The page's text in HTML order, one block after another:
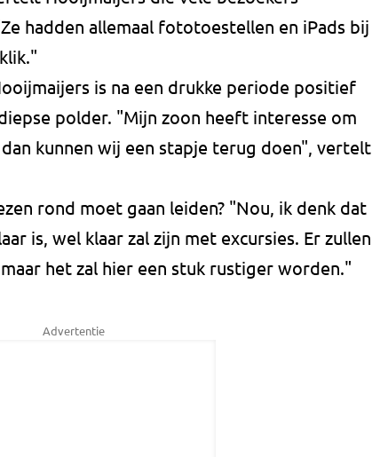
hadden allemaal fototoestellen en iPads bij
is na een drukke periode positief
polder. "Mijn zoon heeft interesse om
kunnen wij een stapje terug doen", vertelt
rond moet gaan leiden? "Nou, ik denk dat
is, wel klaar zal zijn met excursies. Er zullen
het zal hier een stuk rustiger worden."
Advertentie